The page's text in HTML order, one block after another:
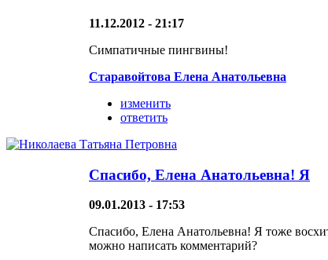
11.12.2012 - 21:17
Симпатичные пингвины!
Старавойтова Елена Анатольевна
изменить
ответить
Спасибо, Елена Анатольевна! Я
09.01.2013 - 17:53
Спасибо, Елена Анатольевна! Я тоже
можно написать комментарий?